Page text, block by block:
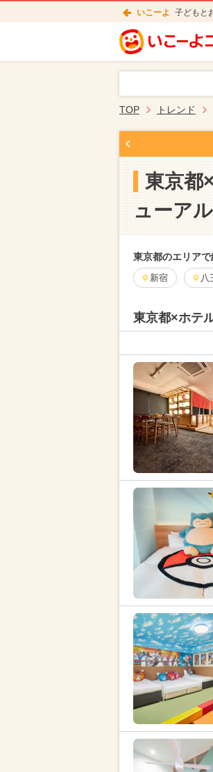
いこーよ 子どもと
TOP トレンド
東京都
ューアル
東京都のエリア
新宿 八
東京都×ホテ